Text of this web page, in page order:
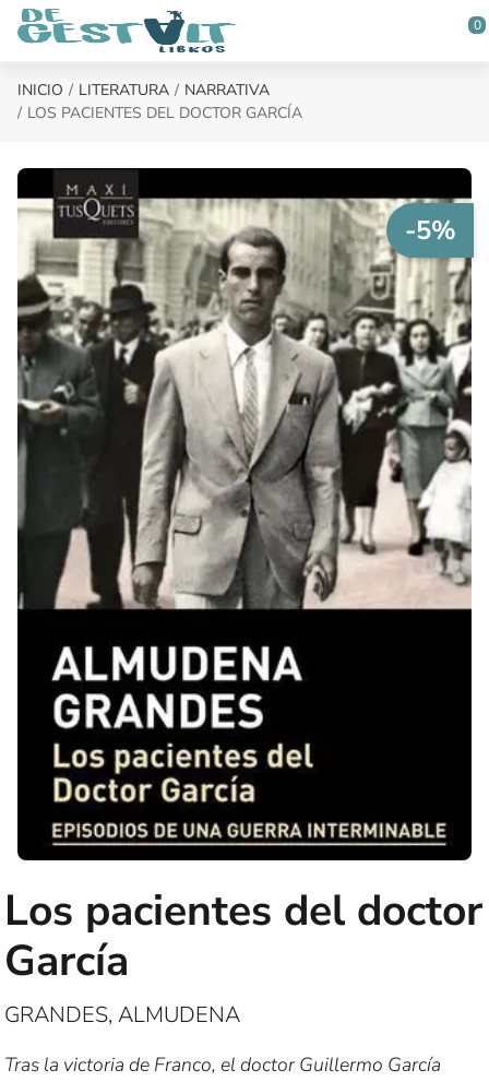
Saltar al contenido principal
0
INICIO LITERATURA
NARRATIVA
LOS PACIENTES DEL DOCTOR GARCÍA
-5%
Los pacientes del doctor
García
GRANDES, ALMUDENA
Tras la victoria de Franco, el doctor Guillermo García